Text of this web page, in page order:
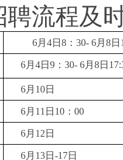
聘流程及
6月4日8：30- 6月8日
6月4日9：30- 6月8日
6月10日
6月11日10：00
6月12日
6月13日-17日